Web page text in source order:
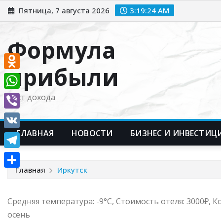
Перейти
к
Пятница, 7 августа 2026 3:19:25 AM
Формула
прибыли
Рост дохода
ГЛАВНАЯ НОВОСТИ БИЗНЕС И
Главная Иркутск
Средняя температура: -9°C, Стоимость отеля: 3000₽,
осень
Odnoklassniki
WhatsApp
Viber
VK
Telegram
Отправить